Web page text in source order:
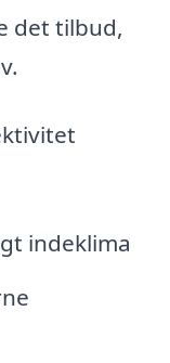
det tilbud,
indeklima